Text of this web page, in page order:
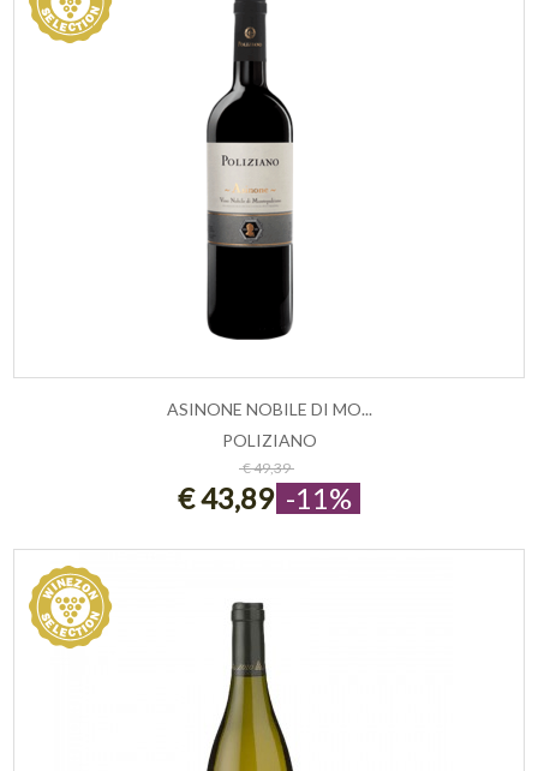
ESAURITO
ASINONE NOBILE DI MO...
POLIZIANO
€ 49,39
€ 43,89 -11%